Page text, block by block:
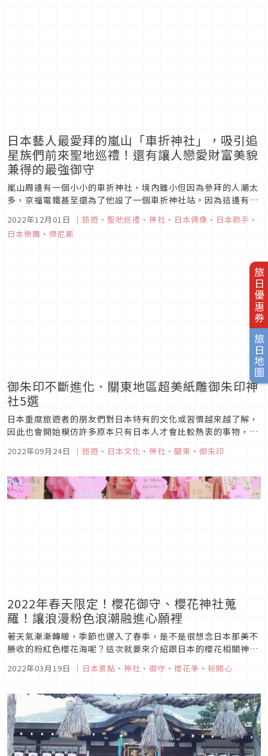
旅日優惠券
旅日地圖
日本藝人最愛拜的嵐山「車折神社」，吸引追
星族們前來聖地巡禮！還有讓人戀愛財富美貌
兼得的最強御守
嵐山周邊有一個小小的車折神社，境內雖小但因為參拜的人潮太
多，京福電鐵甚至還為了他設了一個車折神社站。因為這邊有日
邊參拜，也成了日本迷妹的朝聖之地，大家都想來和寫有偶像的
名字的玉垣拍照。來此參拜除了尋找偶像的蹤跡之外，這邊還有
2022年12月01日 ｜ 旅遊 、 聖地巡禮 、 神社 、 日本偶像 、 日本歌手 、
日本樂團 、 傑尼斯
御朱印不斷進化．關東地區超美紙雕御朱印神
社5選
日本重度旅遊者的朋友們對日本特有的文化或習慣越來越了解，
因此也會開始模仿許多原本只有日本人才會比較熱衷的事物，前
往神社參拜時收集的「御朱印」就是其中之一。近年來御朱印越
來越進化，除了推出季節期間限定的朱印之外，也有加上繪畫或
些神社的御朱印就像是...
2022年09月24日 ｜ 旅遊 、 日本文化 、 神社 、 關東 、 御朱印
2022年春天限定！櫻花御守、櫻花神社蒐
羅！讓浪漫粉色浪潮融進心願裡
著天氣漸漸轉暖，季節也邁入了春季，是不是很想念日本那美不
勝收的粉紅色櫻花海呢？這次就要來介紹跟日本的櫻花相關神
社，以及推薦入手的季節限定櫻花御守等等，先放入口袋名單，
等到能夠自由飛去日本的時候就不用苦惱去哪看櫻花啦！
2022年03月19日 ｜ 日本景點 、 神社 、 御守 、 櫻花季 、 粉開心